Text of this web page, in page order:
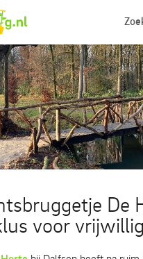
doen
leren
of initiatieven
uit het veld
De
voor